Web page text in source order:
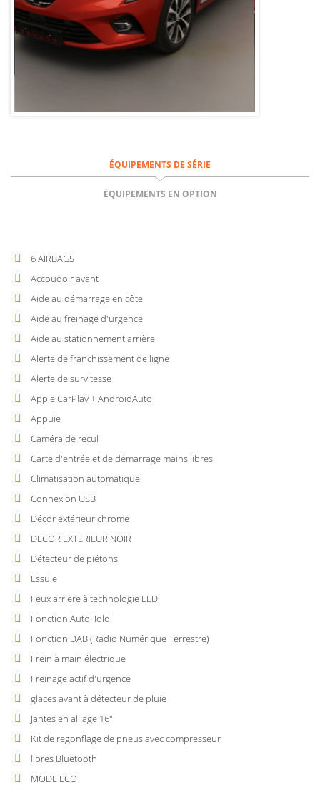
ÉQUIPEMENTS DE SÉRIE
ÉQUIPEMENTS EN OPTION
6 AIRBAGS
Accoudoir avant
Aide au démarrage en côte
Aide au freinage d'urgence
Aide au stationnement arrière
Alerte de franchissement de ligne
Alerte de survitesse
Apple CarPlay + AndroidAuto
Appuie
Caméra de recul
Carte d'entrée et de démarrage mains libres
Climatisation automatique
Connexion USB
Décor extérieur chrome
DECOR EXTERIEUR NOIR
Détecteur de piétons
Essuie
Feux arrière à technologie LED
Fonction AutoHold
Fonction DAB (Radio Numérique Terrestre)
Frein à main électrique
Freinage actif d'urgence
glaces avant à détecteur de pluie
Jantes en alliage 16"
Kit de regonflage de pneus avec compresseur
libres Bluetooth
MODE ECO